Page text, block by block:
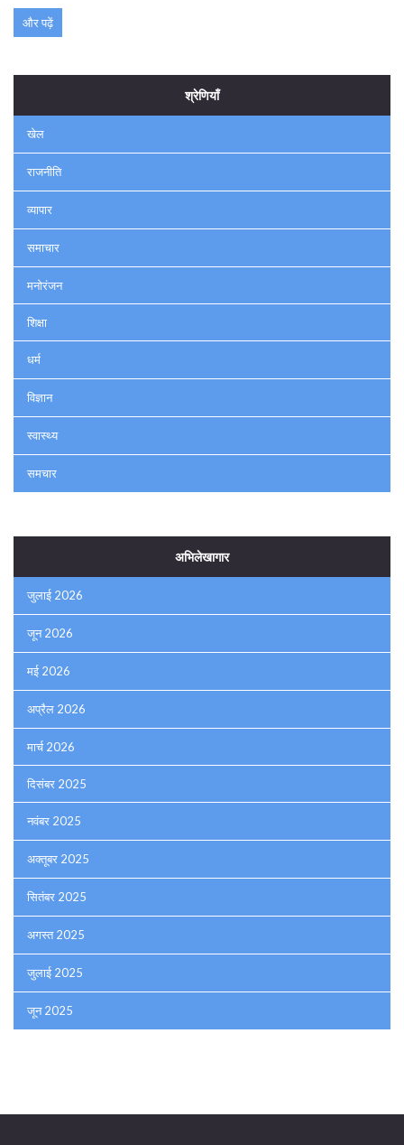
और पढ़ें
श्रेणियाँ
खेल
राजनीति
व्यापार
समाचार
मनोरंजन
शिक्षा
धर्म
विज्ञान
स्वास्थ्य
समचार
अभिलेखागार
जुलाई 2026
जून 2026
मई 2026
अप्रैल 2026
मार्च 2026
दिसंबर 2025
नवंबर 2025
अक्तूबर 2025
सितंबर 2025
अगस्त 2025
जुलाई 2025
जून 2025